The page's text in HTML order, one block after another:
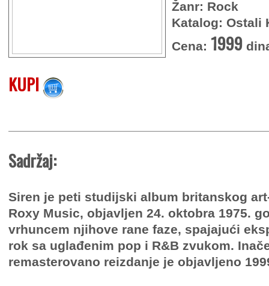
Žanr: Rock
Katalog: Ostali
Cena: 1999
KUPI
Sadržaj:
Siren je peti studijski album britanskog
Roxy Music, objavljen 24. oktobra 1975.
vrhuncem njihove rane faze, spajajući
rok sa uglađenim pop i R&B zvukom.
remasterovano reizdanje je objavljeno